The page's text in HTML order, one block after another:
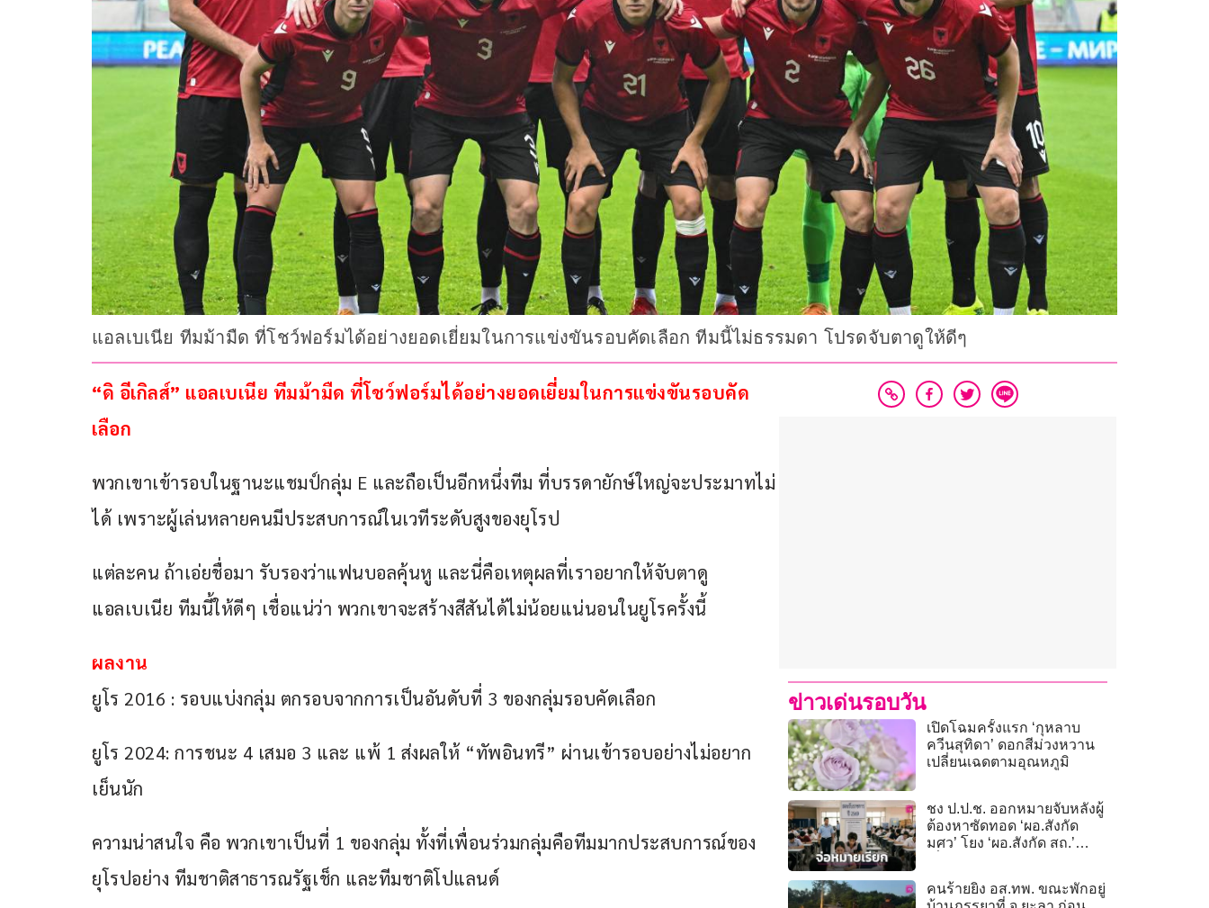
แอลเบเนีย ทีมม้ามืด ที่โชว์ฟอร์มได้อย่างยอดเยี่ยมในการแข่งขันรอบคัดเลือก ทีมนี้ไม่ธรรมดา โปรดจับตาดูให้ดีๆ
“ดิ อีเกิลส์” แอลเบเนีย ทีมม้ามืด ที่โชว์ฟอร์มได้อย่างยอดเยี่ยมในการแข่งขันรอบคัด
เลือก
พวกเขาเข้ารอบในฐานะแชมป์กลุ่ม E และถือเป็นอีกหนึ่งทีม ที่บรรดายักษ์ใหญ่จะประมาทไม่
ได้ เพราะผู้เล่นหลายคนมีประสบการณ์ในเวทีระดับสูงของยุโรป
แต่ละคน ถ้าเอ่ยชื่อมา รับรองว่าแฟนบอลคุ้นหู และนี่คือเหตุผลที่เราอยากให้จับตาดู
แอลเบเนีย ทีมนี้ให้ดีๆ เชื่อแน่ว่า พวกเขาจะสร้างสีสันได้ไม่น้อยแน่นอนในยูโรครั้งนี้
ผลงาน
ยูโร 2016 : รอบแบ่งกลุ่ม ตกรอบจากการเป็นอันดับที่ 3 ของกลุ่มรอบคัดเลือก
ยูโร 2024: การชนะ 4 เสมอ 3 และ แพ้ 1 ส่งผลให้ “ทัพอินทรี” ผ่านเข้ารอบอย่างไม่อยาก
เย็นนัก
ความน่าสนใจ คือ พวกเขาเป็นที่ 1 ของกลุ่ม ทั้งที่เพื่อนร่วมกลุ่มคือทีมมากประสบการณ์ของ
ยุโรปอย่าง ทีมชาติสาธารณรัฐเช็ก และทีมชาติโปแลนด์
ข่าวเด่นรอบวัน
เปิดโฉมครั้งแรก ‘กุหลาบ
ควีนสุทิดา’ ดอกสีม่วงหวาน
เปลี่ยนเฉดตามอุณหภูมิ
ชง ป.ป.ช. ออกหมายจับหลังผู้
ต้องหาซัดทอด ‘ผอ.สังกัด
มศว’ โยง ‘ผอ.สังกัด สถ.’
คนร้ายยิง อส.ทพ. ขณะพักอยู่